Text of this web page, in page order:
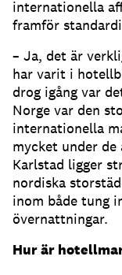
internationella
framför
– Ja, det är
har varit i
drog igång var
Norge var den
internationella
mycket under
Karlstad ligger
nordiska
inom både tung
övernattningar.
Hur är